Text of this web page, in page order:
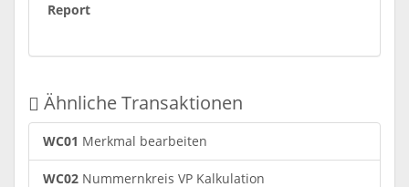
Report
Ähnliche Transaktionen
WC01 Merkmal bearbeiten
WC02 Nummernkreis VP Kalkulation